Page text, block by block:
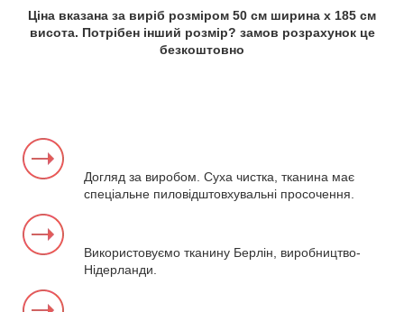
Ціна вказана за виріб розміром 50 см ширина х 185 см
висота. Потрібен інший розмір? замов розрахунок це
безкоштовно
Догляд за виробом. Суха чистка, тканина має
спеціальне пиловідштовхувальні просочення.
Використовуємо тканину Берлін, виробництво-
Нідерланди.